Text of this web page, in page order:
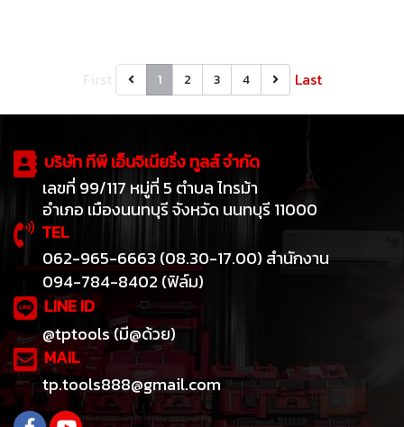
1 2 3 4 Last
บริษัท ทีพี เอ็นจิเนียริ่ง ทูลส์ จำกัด
เลขที่ 99/117 หมู่ที่ 5 ตำบล ไทรม้า
อำเภอ เมืองนนทบุรี จังหวัด นนทบุรี 11000
TEL
062-965-6663 (08.30-17.00) สำนักงาน
094-784-8402 (ฟิล์ม)
LINE ID
@tptools (มี@ด้วย)
MAIL
tp.tools888@gmail.com